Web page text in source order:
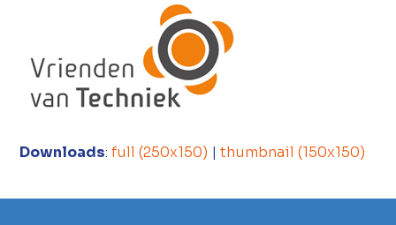
Downloads:full (250x150) |thumbnail (150x150)